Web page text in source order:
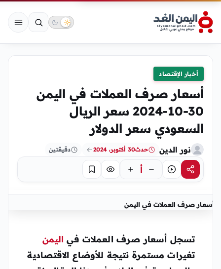
أخبار الإقتصاد
أسعار صرف العملات في اليمن
30-10-2024 سعر الريال
السعودي سعر الدولار
نور الدين حدث30 أكتوبر، 2024 دقيقتين
مشاركةاستماع أ تركيز حفظ
أسعار صرف العملات في اليمن
تسجل أسعار صرف العملات في اليمن
تغيرات مستمرة نتيجة للأوضاع الاقتصادية